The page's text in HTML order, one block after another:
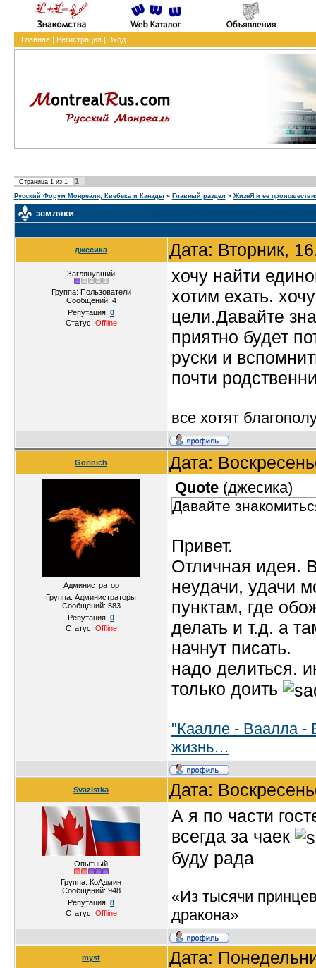
Главная| Регистрация| Вход
Страница 1из 1 1
Русский Форум Монреаля, Квебека и Канады » Главный раздел » ЖизнЯ и ее
земляки
джесика Дата: Вторник,
Заглянувший
Группа: Пользователи
Сообщений: 4
Репутация:0
Статус: Offline
хочу найти
хотим ехать.
цели.Давайте
приятно будет
руски и
почти
все хотят
Gorinich Дата:
Администратор
Группа: Администраторы
Сообщений: 583
Репутация:0
Статус: Offline
Quote(джесика)
Давайте
Привет.
Отличная идея.
неудачи, удачи
пунктам, где
делать и т.д. а
начнут писать.
надо делиться.
только доить
"Каалле - Ваалла -
жизнь…
Svazistka Дата:
Опытный
Группа: КоАдмин
Сообщений: 948
Репутация:8
Статус: Offline
А я по части
всегда за чаек
буду рада
«Из тысячи
дракона»
myst Дата: